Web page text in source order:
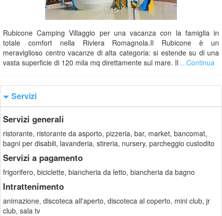
1/15
Rubicone Camping Villaggio per una vacanza con la famiglia in
totale comfort nella Riviera Romagnola.Il Rubicone è un
meraviglioso centro vacanze di alta categoria: si estende su di una
vasta superficie di 120 mila mq direttamente sul mare. Il ...Continua
Servizi
Servizi generali
ristorante, ristorante da asporto, pizzeria, bar, market, bancomat,
bagni per disabili, lavanderia, stireria, nursery, parcheggio custodito
Servizi a pagamento
frigorifero, biciclette, biancheria da letto, biancheria da bagno
Intrattenimento
animazione, discoteca all'aperto, discoteca al coperto, mini club, jr
club, sala tv